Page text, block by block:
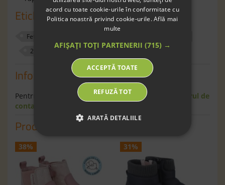
Etichete
Fete
20
20
Informaţii
Pentru informaţii suplimentare scrie-ne pe
formularul de
contact
Produse similare
38% 31%
acord cu toate cookie-urile în conformitate cu
Politica noastră privind cookie-urile.Află mai
multe
AFIȘAȚI TOȚI PARTENERII (715) →
ACCEPTĂ TOATE
REFUZĂ TOT
ARATĂ DETALIILE